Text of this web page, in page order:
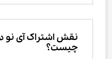
نقش اشتراک آی نو
چیست؟